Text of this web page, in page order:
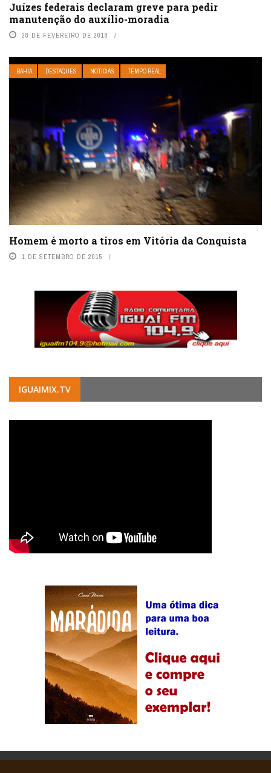
Juízes federais declaram greve para pedir
manutenção do auxílio-moradia
28 DE FEVEREIRO DE 2018
BAHIA DESTAQUES NOTÍCIAS TEMPO REAL
Homem é morto a tiros em Vitória da Conquista
1 DE SETEMBRO DE 2015
IGUAIMIX.TV